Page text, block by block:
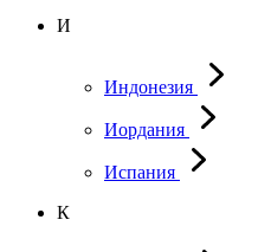
И
Индонезия
Иордания
Испания
К